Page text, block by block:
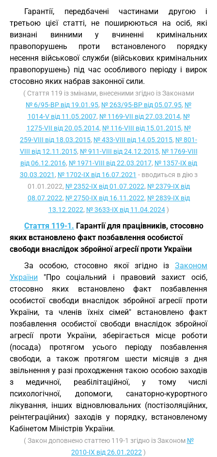
Гарантії, передбачені частинами другою і
третьою цієї статті, не поширюються на осіб, які
визнані винними у вчиненні кримінальних
правопорушень проти встановленого порядку
несення військової служби (військових кримінальних
правопорушень) під час особливого періоду і вирок
стосовно яких набрав законної сили.
( Стаття 119 із змінами, внесеними згідно із Законами
№ 6/95-ВР від 19.01.95, № 263/95-ВР від 05.07.95, №
1014-V від 11.05.2007, № 1169-VII від 27.03.2014, №
1275-VII від 20.05.2014, № 116-VIII від 15.01.2015, №
259-VIII від 18.03.2015, № 433-VIII від 14.05.2015, № 801-
VIII від 12.11.2015, № 911-VIII від 24.12.2015, № 1769-VIII
від 06.12.2016, № 1971-VIII від 22.03.2017, № 1357-IX від
30.03.2021 , № 1702-IX від 16.07.2021 - вводиться в дію з
01.01.2022, № 2352-IX від 01.07.2022, № 2379-IX від
08.07.2022, № 2750-IX від 16.11.2022, № 2839-IX від
13.12.2022, № 3633-IX від 11.04.2024)
Стаття 119-1. Гарантії для працівників, стосовно
яких встановлено факт позбавлення особистої
свободи внаслідок збройної агресії проти України
За особою, стосовно якої згідно із Законом
України "Про соціальний і правовий захист осіб,
стосовно яких встановлено факт позбавлення
особистої свободи внаслідок збройної агресії проти
України, та членів їхніх сімей" встановлено факт
позбавлення особистої свободи внаслідок збройної
агресії проти України, зберігається місце роботи
(посада) протягом усього періоду позбавлення
свободи, а також протягом шести місяців з дня
звільнення у разі проходження такою особою заходів
з медичної, реабілітаційної, у тому числі
психологічної, допомоги, санаторно-курортного
лікування, інших відновлювальних (постізоляційних,
реінтеграційних) заходів у порядку, встановленому
Кабінетом Міністрів України.
( Закон доповнено статтею 119-1 згідно із Законом №
2010-IX від 26.01.2022 )